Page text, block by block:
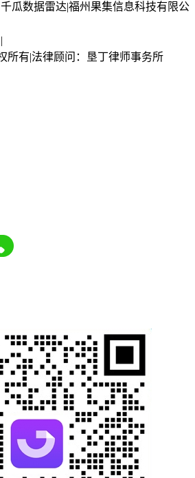
瓜数据雷达|福州果集信息科技有限公
|
所有|法律顾问：垦丁律师事务所